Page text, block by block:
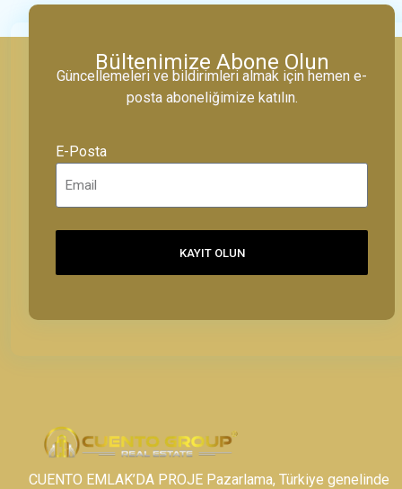
Bültenimize Abone Olun
Güncellemeleri ve bildirimleri almak için hemen e-
posta aboneliğimize katılın.
E-Posta
KAYIT OLUN
CUENTO EMLAK’DA PROJE Pazarlama, Türkiye genelinde